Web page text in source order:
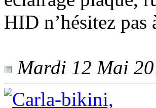
HID n’hésitez pas
Mardi 12 Mai